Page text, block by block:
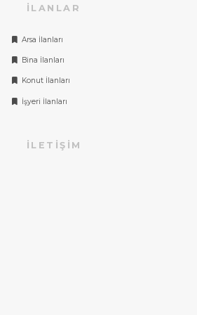
İLANLAR
Arsa İlanları
Bina İlanları
Konut İlanları
İşyeri İlanları
İLETIŞIM